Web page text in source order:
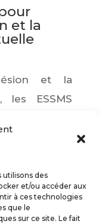
utilisons des
et/ou accéder aux
à ces technologies
que le
sur ce site. Le fait
et la
et la
les ESSMS
et
gestion des
formations